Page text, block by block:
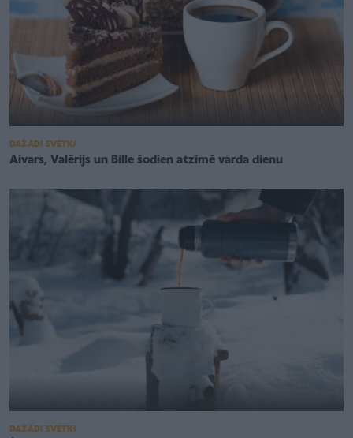
DAŽĀDI SVĒTKI
Aivars, Valērijs un Bille šodien atzīmē vārda dienu
DAŽĀDI SVĒTKI